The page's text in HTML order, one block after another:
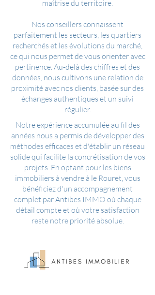
maîtrise du territoire.
Nos conseillers connaissent
parfaitement les secteurs, les quartiers
recherchés et les évolutions du marché,
ce qui nous permet de vous orienter avec
pertinence. Au-delà des chiffres et des
données, nous cultivons une relation de
proximité avec nos clients, basée sur des
échanges authentiques et un suivi
régulier.
Notre expérience accumulée au fil des
années nous a permis de développer des
méthodes efficaces et d'établir un réseau
solide qui facilite la concrétisation de vos
projets. En optant pour les biens
immobiliers à vendre à le Rouret, vous
bénéficiez d'un accompagnement
complet par Antibes IMMO où chaque
détail compte et où votre satisfaction
reste notre priorité absolue.